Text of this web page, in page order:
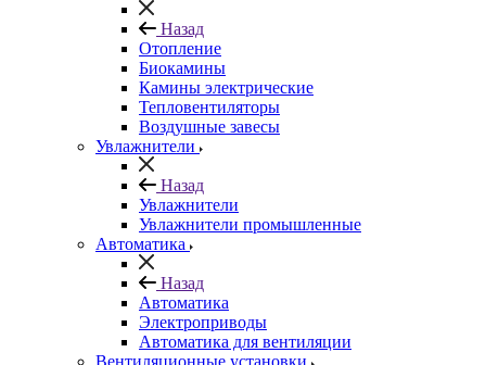
Назад
Отопление
Биокамины
Камины электрические
Тепловентиляторы
Воздушные завесы
Увлажнители
Назад
Увлажнители
Увлажнители промышленные
Автоматика
Назад
Автоматика
Электроприводы
Автоматика для вентиляции
Вентиляционные установки